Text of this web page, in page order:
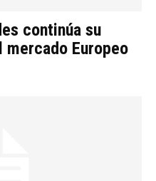
continúa su
Europeo